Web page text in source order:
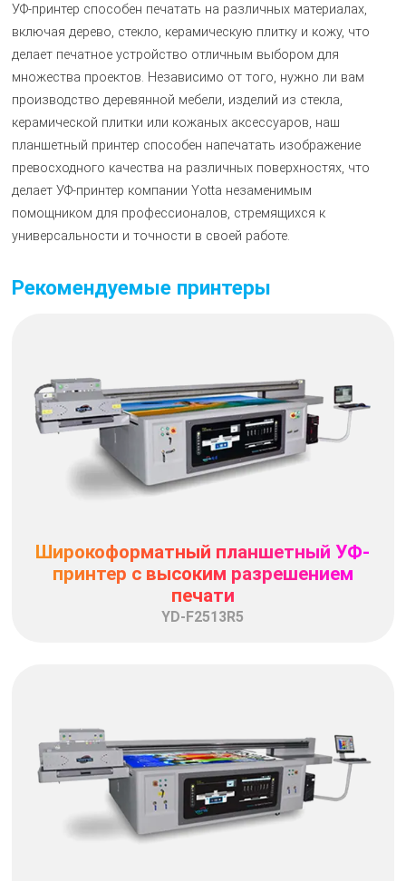
УФ-принтер способен печатать на различных материалах,
включая дерево, стекло, керамическую плитку и кожу, что
делает печатное устройство отличным выбором для
множества проектов. Независимо от того, нужно ли вам
производство деревянной мебели, изделий из стекла,
керамической плитки или кожаных аксессуаров, наш
планшетный принтер способен напечатать изображение
превосходного качества на различных поверхностях, что
делает УФ-принтер компании Yotta незаменимым
помощником для профессионалов, стремящихся к
универсальности и точности в своей работе.
Рекомендуемые принтеры
Широкоформатный планшетный УФ-
принтер с высоким разрешением
печати
YD-F2513R5